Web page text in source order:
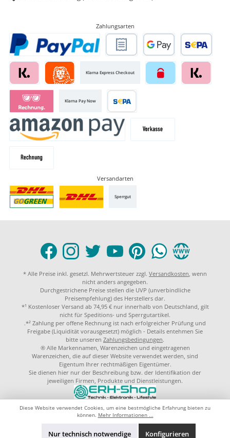
Zahlungsarten
Klarna Express Checkout
Klarna Pay Now
Versandarten
Sperrgut
* Alle Preise inkl. gesetzl. Mehrwertsteuer zzgl. Versandkosten, wenn
nicht anders angegeben.
Durchgestrichene Preise stellen die UVP (unverbindliche
Preisempfehlung) des Herstellers dar.
*¹ Kostenloser Versand ab 74,95 € nur innerhalb von Deutschland, gilt
nicht für Speditions- und Sperrgutartikel.
.*² Zahlung per offene Rechnung ist nach erfolgreicher Prüfung und
Freigabe (Liquidität vorausgesetzt) möglich - Details entehmen Sie
bitte unseren Zahlungsbedingungen.
® Alle Markennamen, Warenzeichen und eingetragenen
Warenzeichen, die auf dieser Website verwendet werden, sind
Eigentum Ihrer rechtmäßigen Eigentümer.
Sie dienen hier nur der Beschreibung bzw. der Identifikation der
jeweiligen Firmen, Produkte und Dienstleistungen.
Diese Website verwendet Cookies, um eine bestmögliche Erfahrung bieten zu
können. Mehr Informationen ...
Nur technisch notwendige Konfigurieren